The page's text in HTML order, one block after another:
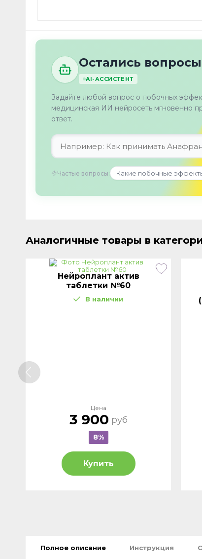
Остались
AI-АССИСТЕНТ
Задайте любой вопрос о побочных
медицинская ИИ нейросеть мгновенно
ответ.
Частые вопросы: Какие побочные
Аналогичные товары в
Нейроплант актив
таблетки №60
В наличии
Цена
3 900 руб
8%
Купить
Полное описание Инструкция